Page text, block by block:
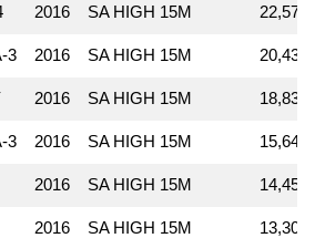
2016 SA HIGH 15M 22,576
3 2016 SA HIGH 15M 20,436
2016 SA HIGH 15M 18,834
3 2016 SA HIGH 15M 15,642
2016 SA HIGH 15M 14,454
2016 SA HIGH 15M 13,303